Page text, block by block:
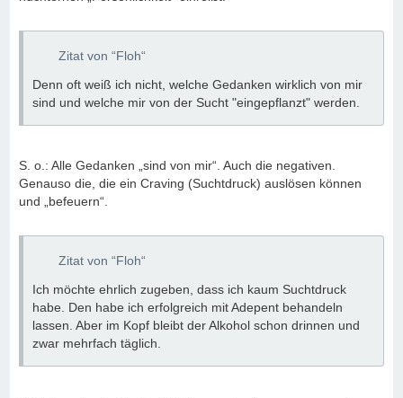
Zitat von “Floh“
Denn oft weiß ich nicht, welche Gedanken wirklich von mir
sind und welche mir von der Sucht "eingepflanzt" werden.
S. o.: Alle Gedanken „sind von mir“. Auch die negativen.
Genauso die, die ein Craving (Suchtdruck) auslösen können
und „befeuern“.
Zitat von “Floh“
Ich möchte ehrlich zugeben, dass ich kaum Suchtdruck
habe. Den habe ich erfolgreich mit Adepent behandeln
lassen. Aber im Kopf bleibt der Alkohol schon drinnen und
zwar mehrfach täglich.